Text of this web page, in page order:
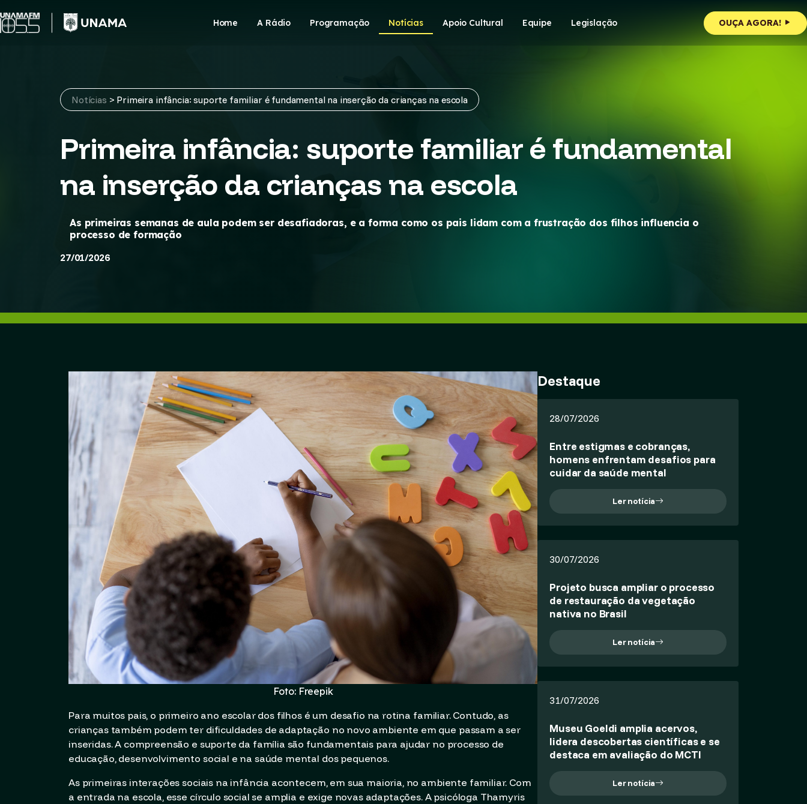
to
content
Home A Rádio Programação Notícias Apoio Cultural Equipe Legislação OUÇA AGORA!
Notícias > Primeira infância: suporte familiar é fundamental na inserção da crianças na escola
Primeira infância: suporte familiar é fundamental
na inserção da crianças na escola
As primeiras semanas de aula podem ser desafiadoras, e a forma como os pais lidam com a frustração dos filhos influencia o
processo de formação
27/01/2026
Foto: Freepik
Para muitos pais, o primeiro ano escolar dos filhos é um desafio na rotina familiar. Contudo, as
crianças também podem ter dificuldades de adaptação no novo ambiente em que passam a ser
inseridas. A compreensão e suporte da família são fundamentais para ajudar no processo de
educação, desenvolvimento social e na saúde mental dos pequenos.
As primeiras interações sociais na infância acontecem, em sua maioria, no ambiente familiar. Com
a entrada na escola, esse círculo social se amplia e exige novas adaptações. A psicóloga Thamyris
Destaque
28/07/2026
Entre estigmas e cobranças,
homens enfrentam desafios para
cuidar da saúde mental
Ler notícia
30/07/2026
Projeto busca ampliar o processo
de restauração da vegetação
nativa no Brasil
Ler notícia
31/07/2026
Museu Goeldi amplia acervos,
lidera descobertas científicas e se
destaca em avaliação do MCTI
Ler notícia